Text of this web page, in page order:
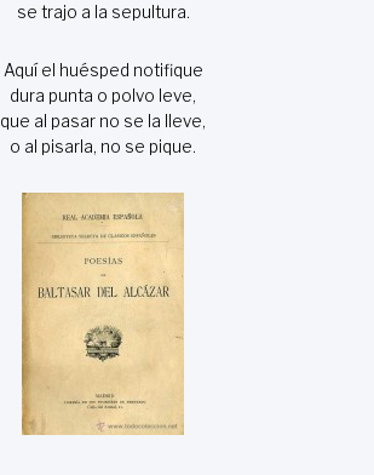
se trajo a la sepultura.
Aquí el huésped notifique
dura punta o polvo leve,
que al pasar no se la lleve,
o al pisarla, no se pique.